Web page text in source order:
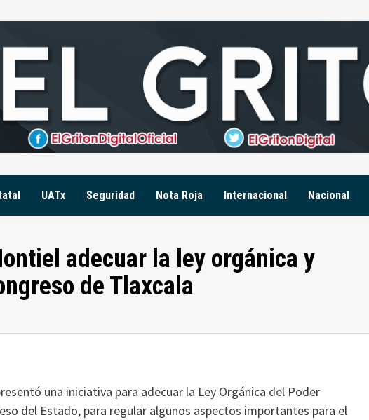
UATx Seguridad Nota Roja Internacional Nacional
adecuar la ley orgánica y
de Tlaxcala
una iniciativa para adecuar la Ley Orgánica del Poder
del Estado, para regular algunos aspectos importantes para el